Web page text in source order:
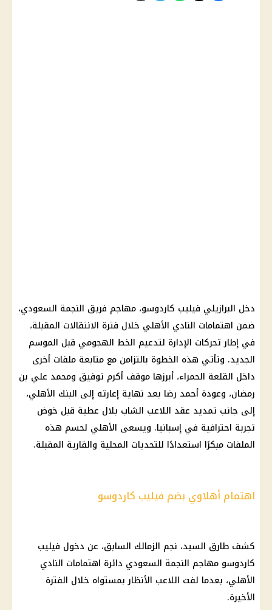
دخل البرازيلي فيليب كاردوسو، مهاجم فريق النجمة السعودي،
ضمن اهتمامات النادي الأهلي خلال فترة الانتقالات المقبلة،
في إطار تحركات الإدارة لتدعيم الخط الهجومي قبل الموسم
الجديد. وتأتي هذه الخطوة بالتزامن مع متابعة ملفات أخرى
داخل القلعة الحمراء، أبرزها موقف أكرم توفيق ومحمد علي بن
رمضان، وعودة أحمد رضا بعد نهاية إعارته إلى البنك الأهلي،
إلى جانب تمديد عقد اللاعب الشاب بلال عطية قبل خوض
تجربة احترافية في إسبانيا. ويسعى الأهلي لحسم هذه
الملفات مبكرًا استعدادًا للتحديات المحلية والقارية المقبلة.
اهتمام أهلاوي بضم فيليب كاردوسو
كشف طارق السيد، نجم الزمالك السابق، عن دخول فيليب
كاردوسو مهاجم النجمة السعودي دائرة اهتمامات النادي
الأهلي، بعدما لفت اللاعب الأنظار بمستواه خلال الفترة
الأخيرة.